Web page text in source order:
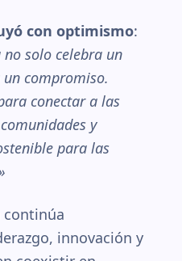
con optimismo:
solo celebra un
compromiso.
conectar a las
y
para las
continúa
innovación y